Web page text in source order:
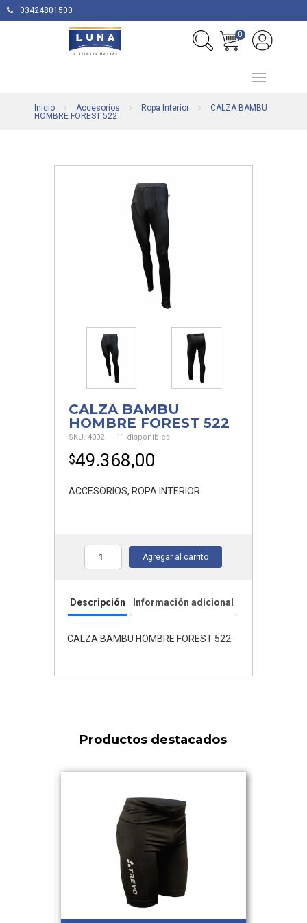
03424801500
0
Inicio Accesorios Ropa Interior
CALZA BAMBU
HOMBRE FOREST 522
CALZA BAMBU
HOMBRE FOREST 522
SKU:4002 11 disponibles
$49.368,00
ACCESORIOS, ROPA INTERIOR
Cantidad Agregar al carrito
Descripción Información adicional
CALZA BAMBU HOMBRE FOREST 522
Productos destacados